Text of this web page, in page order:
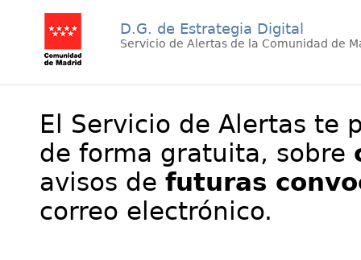
D.G. de Estrategia Digital
Servicio de Alertas de la Comunidad de
El Servicio de Alertas te
de forma gratuita, sobre
avisos de futuras
correo electrónico.